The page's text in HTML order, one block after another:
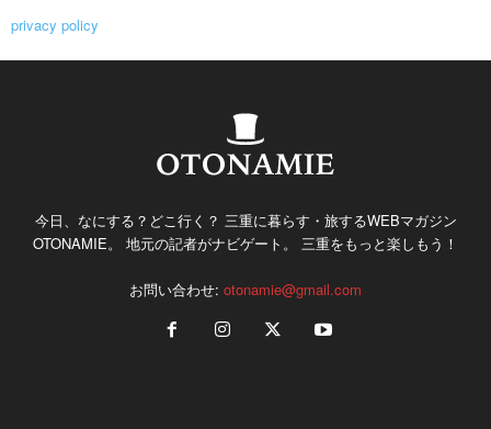
privacy policy
今日、なにする？どこ行く？ 三重に暮らす・旅するWEBマガジン
OTONAMIE。 地元の記者がナビゲート。 三重をもっと楽しもう！
お問い合わせ: otonamie@gmail.com